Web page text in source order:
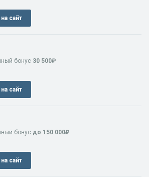
сайт
бонус 30 500₽
сайт
бонус до 150 000₽
сайт